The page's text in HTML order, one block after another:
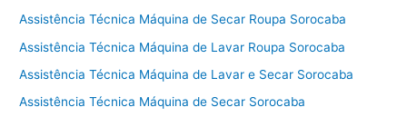
Assistência Técnica Máquina de Secar Roupa Sorocaba
Assistência Técnica Máquina de Lavar Roupa Sorocaba
Assistência Técnica Máquina de Lavar e Secar Sorocaba
Assistência Técnica Máquina de Secar Sorocaba